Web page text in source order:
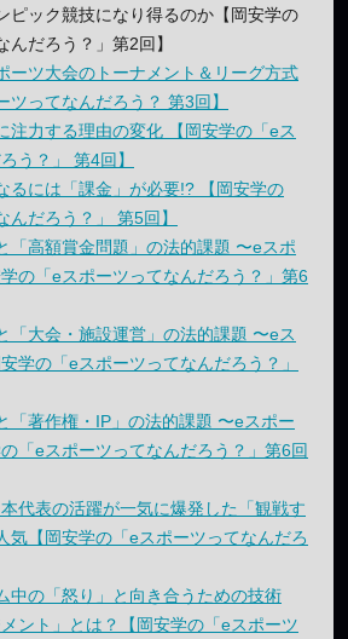
ピック競技になり得るのか【岡安学の
んだろう？」第2回】
ーツ大会のトーナメント＆リーグ方式
ツってなんだろう？ 第3回】
注力する理由の変化 【岡安学の「eス
う？」 第4回】
るには「課金」が必要!? 【岡安学の
んだろう？」 第5回】
「高額賞金問題」の法的課題 〜eスポ
の「eスポーツってなんだろう？」第6
「大会・施設運営」の法的課題 〜eス
学の「eスポーツってなんだろう？」
「著作権・IP」の法的課題 〜eスポー
「eスポーツってなんだろう？」第6回
代表の活躍が一気に爆発した「観戦す
気【岡安学の「eスポーツってなんだろ
中の「怒り」と向き合うための技術
メント」とは？【岡安学の「eスポーツ